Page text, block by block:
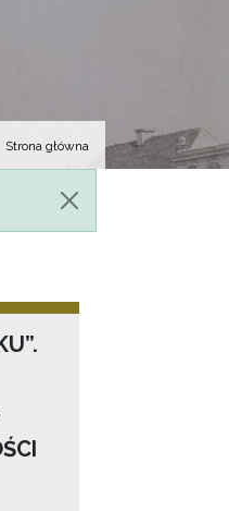
Strona główna